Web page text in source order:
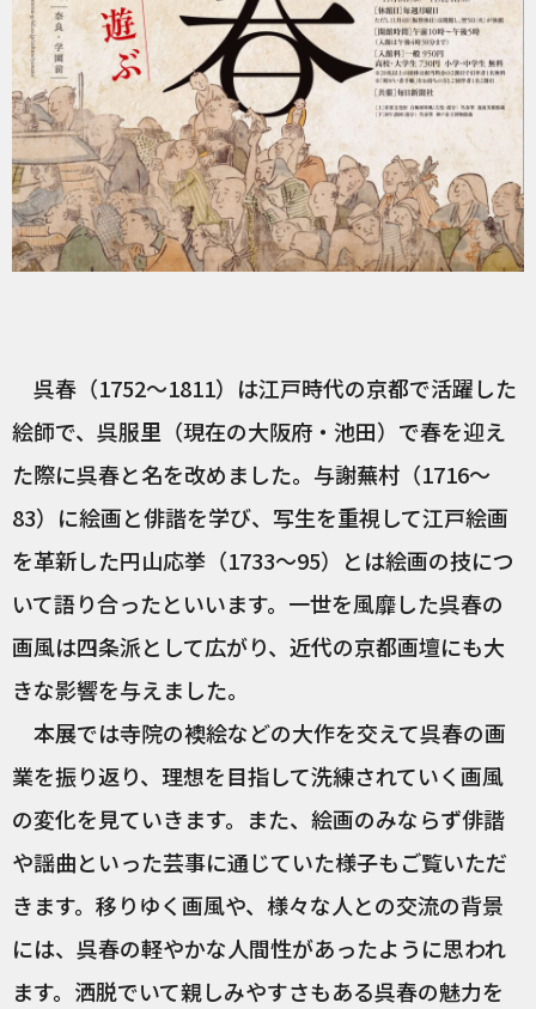
呉春（1752～1811）は江戸時代の京都で活躍した
絵師で、呉服里（現在の大阪府・池田）で春を迎え
た際に呉春と名を改めました。与謝蕪村（1716～
83）に絵画と俳諧を学び、写生を重視して江戸絵画
を革新した円山応挙（1733～95）とは絵画の技につ
いて語り合ったといいます。一世を風靡した呉春の
画風は四条派として広がり、近代の京都画壇にも大
きな影響を与えました。
本展では寺院の襖絵などの大作を交えて呉春の画
業を振り返り、理想を目指して洗練されていく画風
の変化を見ていきます。また、絵画のみならず俳諧
や謡曲といった芸事に通じていた様子もご覧いただ
きます。移りゆく画風や、様々な人との交流の背景
には、呉春の軽やかな人間性があったように思われ
ます。洒脱でいて親しみやすさもある呉春の魅力を